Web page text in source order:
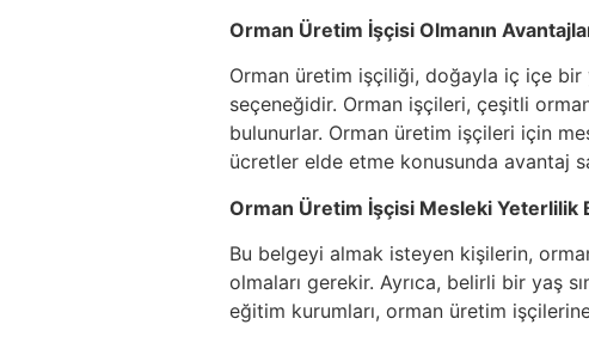
Orman Üretim İşçisi Olmanın
Orman üretim işçiliği, doğayla iç içe bir
seçeneğidir. Orman işçileri, çeşitli
bulunurlar. Orman üretim işçileri için
ücretler elde etme konusunda avantaj
Orman Üretim İşçisi Mesleki Yeterlilik
Bu belgeyi almak isteyen kişilerin,
olmaları gerekir. Ayrıca, belirli bir yaş
eğitim kurumları, orman üretim